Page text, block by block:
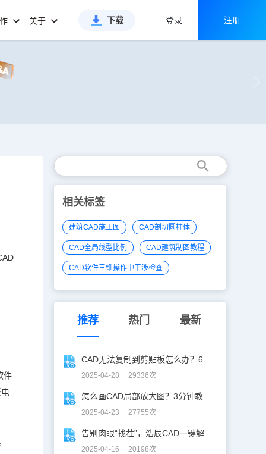
关于 下载 登录 注册
件
相关标签
建筑CAD施工图 CAD剖切圆柱体
CAD全局线型比例 CAD建筑制图教程
CAD软件三维操作中干涉检查
推荐 热门 最新
2025-04-28 29336次
2025-04-23 27755次
2025-04-16 20198次